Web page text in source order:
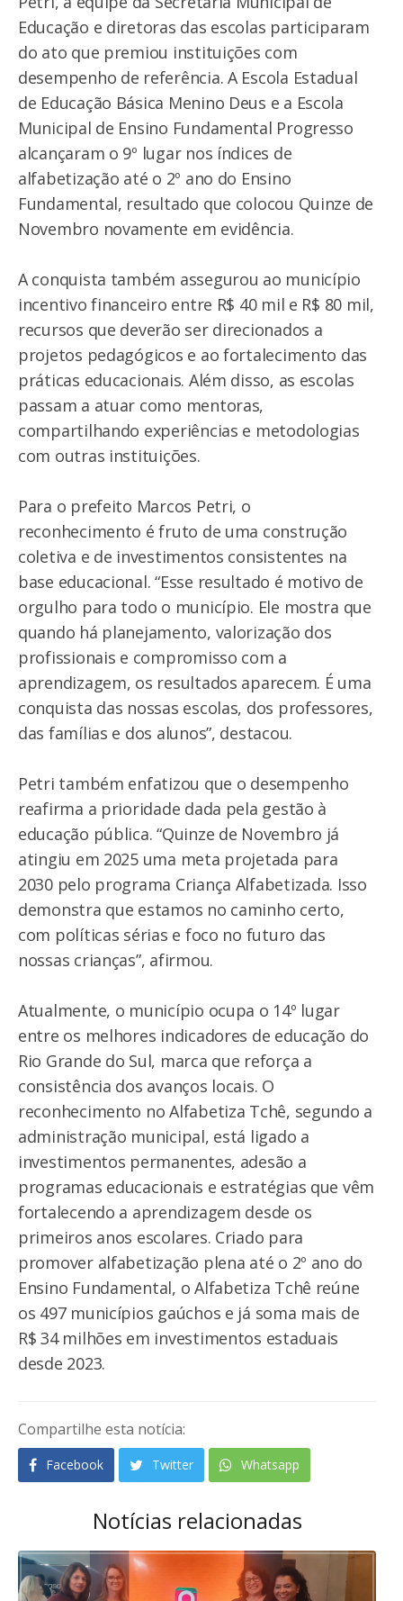
Educação e diretoras das escolas participaram
do ato que premiou instituições com
desempenho de referência. A Escola Estadual
de Educação Básica Menino Deus e a Escola
Municipal de Ensino Fundamental Progresso
alcançaram o 9º lugar nos índices de
alfabetização até o 2º ano do Ensino
Fundamental, resultado que colocou Quinze de
Novembro novamente em evidência.
A conquista também assegurou ao município
incentivo financeiro entre R$ 40 mil e R$ 80 mil,
recursos que deverão ser direcionados a
projetos pedagógicos e ao fortalecimento das
práticas educacionais. Além disso, as escolas
passam a atuar como mentoras,
compartilhando experiências e metodologias
com outras instituições.
Para o prefeito Marcos Petri, o
reconhecimento é fruto de uma construção
coletiva e de investimentos consistentes na
base educacional. “Esse resultado é motivo de
orgulho para todo o município. Ele mostra que
quando há planejamento, valorização dos
profissionais e compromisso com a
aprendizagem, os resultados aparecem. É uma
conquista das nossas escolas, dos professores,
das famílias e dos alunos”, destacou.
Petri também enfatizou que o desempenho
reafirma a prioridade dada pela gestão à
educação pública. “Quinze de Novembro já
atingiu em 2025 uma meta projetada para
2030 pelo programa Criança Alfabetizada. Isso
demonstra que estamos no caminho certo,
com políticas sérias e foco no futuro das
nossas crianças”, afirmou.
Atualmente, o município ocupa o 14º lugar
entre os melhores indicadores de educação do
Rio Grande do Sul, marca que reforça a
consistência dos avanços locais. O
reconhecimento no Alfabetiza Tchê, segundo a
administração municipal, está ligado a
investimentos permanentes, adesão a
programas educacionais e estratégias que vêm
fortalecendo a aprendizagem desde os
primeiros anos escolares. Criado para
promover alfabetização plena até o 2º ano do
Ensino Fundamental, o Alfabetiza Tchê reúne
os 497 municípios gaúchos e já soma mais de
R$ 34 milhões em investimentos estaduais
desde 2023.
Compartilhe esta notícia:
Facebook Twitter Whatsapp
Notícias relacionadas